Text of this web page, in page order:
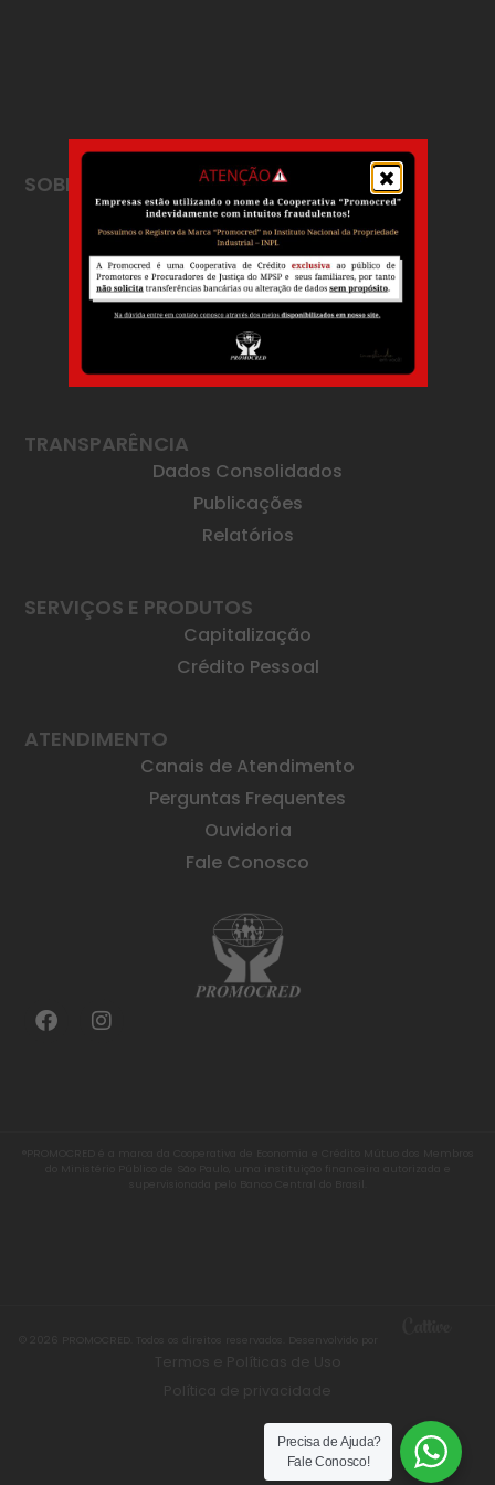
SOBRE
A PROMOCRED
Mensagem da Diretoria
Estatuto
Nossos Registros
Estrutura Organizacional
Trabalhe Conosco
TRANSPARÊNCIA
Dados Consolidados
Publicações
Relatórios
SERVIÇOS E PRODUTOS
Capitalização
Crédito Pessoal
ATENDIMENTO
Canais de Atendimento
Perguntas Frequentes
Ouvidoria
Fale Conosco
Precisa de Ajuda?
Fale Conosco!